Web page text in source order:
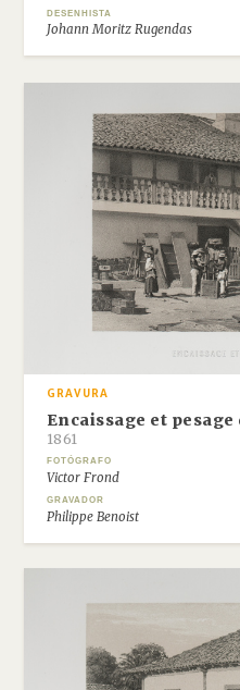
DESENHISTA
Johann Moritz Rugendas
GRAVURA
Encaissage et pesage
1861
FOTÓGRAFO
Victor Frond
GRAVADOR
Philippe Benoist